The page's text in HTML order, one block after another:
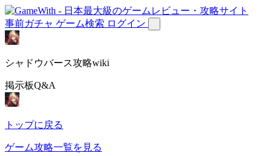
事前ガチャ ゲーム検索 ログイン
シャドウバース攻略wiki
掲示板Q&A
トップに戻る
ゲーム攻略一覧を見る